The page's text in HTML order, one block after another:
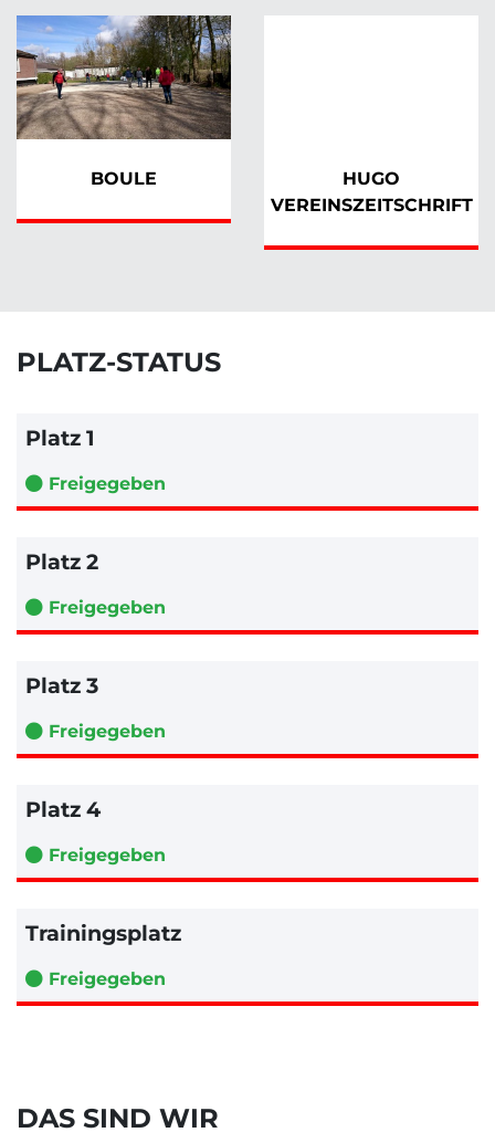
BOULE
HUGO
VEREINSZEITSCHRIFT
PLATZ-STATUS
Platz 1
Freigegeben
Platz 2
Freigegeben
Platz 3
Freigegeben
Platz 4
Freigegeben
Trainingsplatz
Freigegeben
DAS SIND WIR